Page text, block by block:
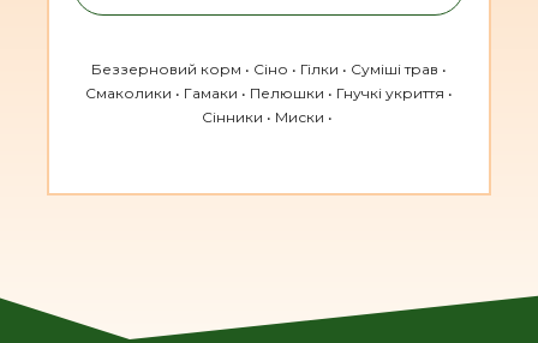
Беззерновий корм • Сіно • Гілки • Суміші трав •
Смаколики • Гамаки • Пелюшки • Гнучкі укриття •
Сінники • Миски •